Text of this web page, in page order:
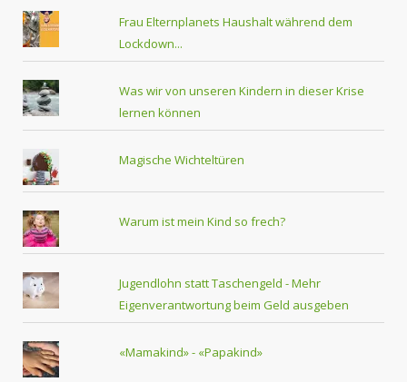
Frau Elternplanets Haushalt während dem
Lockdown...
Was wir von unseren Kindern in dieser Krise
lernen können
Magische Wichteltüren
Warum ist mein Kind so frech?
Jugendlohn statt Taschengeld - Mehr
Eigenverantwortung beim Geld ausgeben
«Mamakind» - «Papakind»